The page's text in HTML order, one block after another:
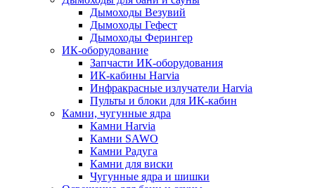
Дымоходы Везувий
Дымоходы Гефест
Дымоходы Ферингер
ИК-оборудование
Запчасти ИК-оборудования
ИК-кабины Harvia
Инфракрасные излучатели Harvia
Пульты и блоки для ИК-кабин
Камни, чугунные ядра
Камни Harvia
Камни SAWO
Камни Радуга
Камни для виски
Чугунные ядра и шишки